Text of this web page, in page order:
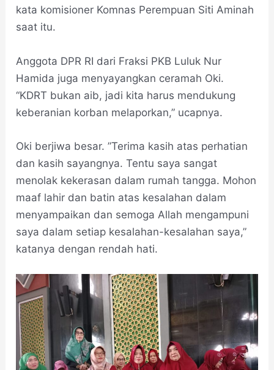
kata komisioner Komnas Perempuan Siti Aminah
saat itu.
Anggota DPR RI dari Fraksi PKB Luluk Nur
Hamida juga menyayangkan ceramah Oki.
“KDRT bukan aib, jadi kita harus mendukung
keberanian korban melaporkan,” ucapnya.
Oki berjiwa besar. ”Terima kasih atas perhatian
dan kasih sayangnya. Tentu saya sangat
menolak kekerasan dalam rumah tangga. Mohon
maaf lahir dan batin atas kesalahan dalam
menyampaikan dan semoga Allah mengampuni
saya dalam setiap kesalahan-kesalahan saya,”
katanya dengan rendah hati.